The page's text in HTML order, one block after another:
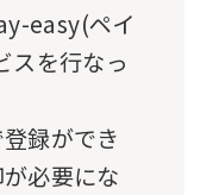
easy(ペイ
スを行なっ
録ができ
必要にな